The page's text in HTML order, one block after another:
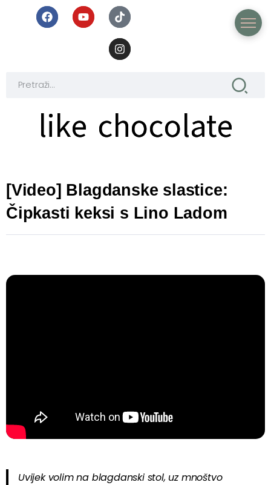
like chocolate
like chocolate
[Video] Blagdanske slastice:
Čipkasti keksi s Lino Ladom
Uvijek volim na blagdanski stol, uz mnoštvo